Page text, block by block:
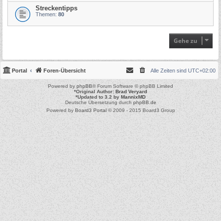
Streckentipps
Themen: 80
Gehe zu
Portal Foren-Übersicht Alle Zeiten sind UTC+02:00
Powered byphpBB® Forum Software © phpBB Limited
*Original Author:Brad Veryard
*Updated to 3.2 byMannixMD
Deutsche Übersetzung durchphpBB.de
Powered byBoard3 Portal© 2009 - 2015 Board3 Group